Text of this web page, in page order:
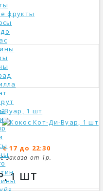
фрукты
17 до 22:30
заказа от 1р.
1 ШТ